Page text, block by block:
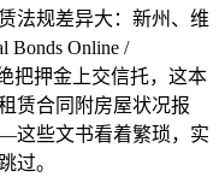
法规差异大：新州、维
Bonds Online /
把押金上交信托，这本
赁合同附房屋状况报
这些文书看着繁琐，实
过。